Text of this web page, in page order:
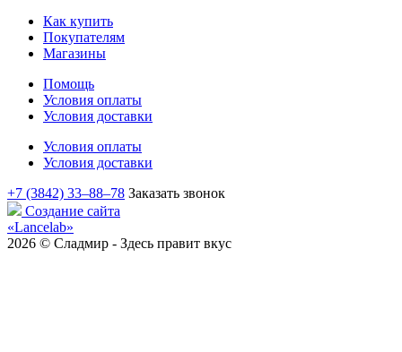
Как купить
Покупателям
Магазины
Помощь
Условия оплаты
Условия доставки
Условия оплаты
Условия доставки
+7 (3842) 33‒88‒78 Заказать звонок
Создание сайта
«Lancelab»
2026 © Сладмир - Здесь правит вкус